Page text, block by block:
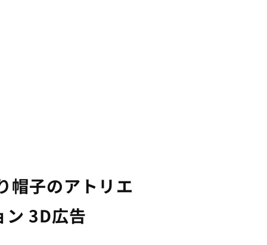
帽子のアトリエ
ン 3D広告